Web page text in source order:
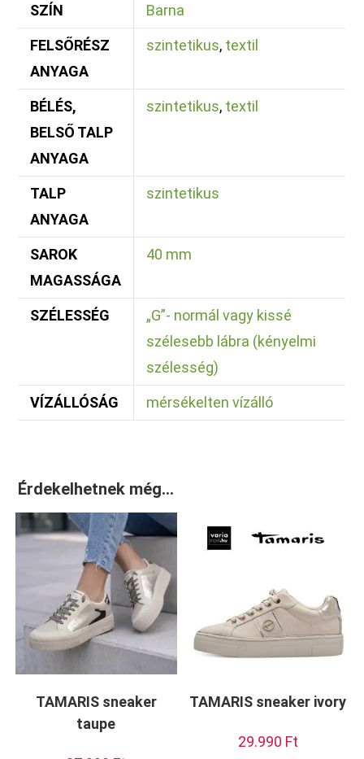
SZÍN Barna
FELSŐRÉSZ
ANYAGA
szintetikus, textil
BÉLÉS,
BELSŐ TALP
ANYAGA
szintetikus, textil
TALP
ANYAGA
szintetikus
SAROK
MAGASSÁGA
40 mm
SZÉLESSÉG
„G”- normál vagy kissé
szélesebb lábra (kényelmi
szélesség)
VÍZÁLLÓSÁG mérsékelten vízálló
Érdekelhetnek még…
TAMARIS sneaker
taupe
TAMARIS sneaker ivory
29.990 Ft